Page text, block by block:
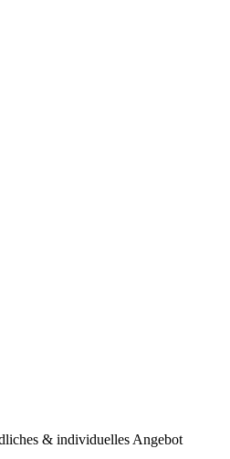
& individuelles Angebot